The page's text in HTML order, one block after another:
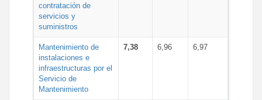
contratación de
servicios y
suministros
Mantenimiento de
instalaciones e
infraestructuras por el
Servicio de
Mantenimiento
7,38 6,96 6,97